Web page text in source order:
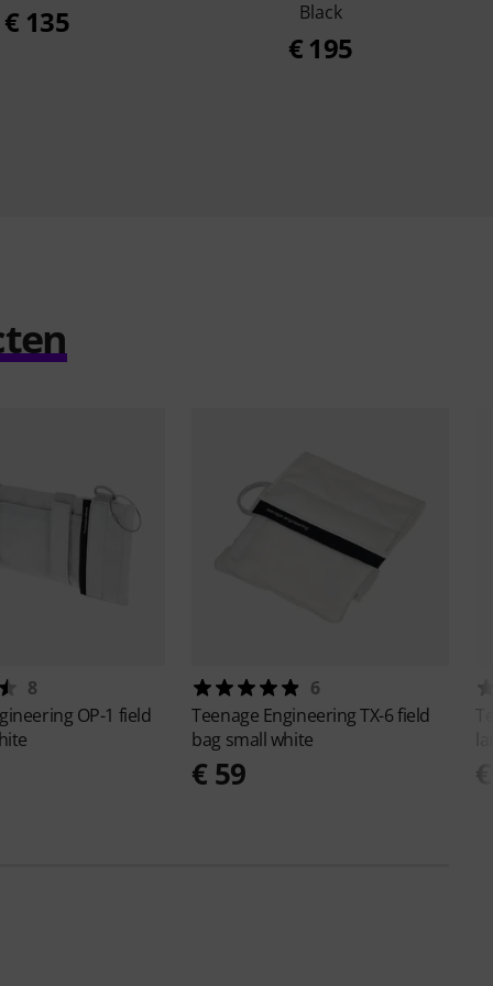
€ 135
Black
€ 195
8
OP-1 field
6
Teenage EngineeringTX-6 field
bag small white
€ 59